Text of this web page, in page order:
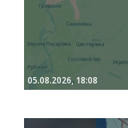
05.08.2026, 18:08